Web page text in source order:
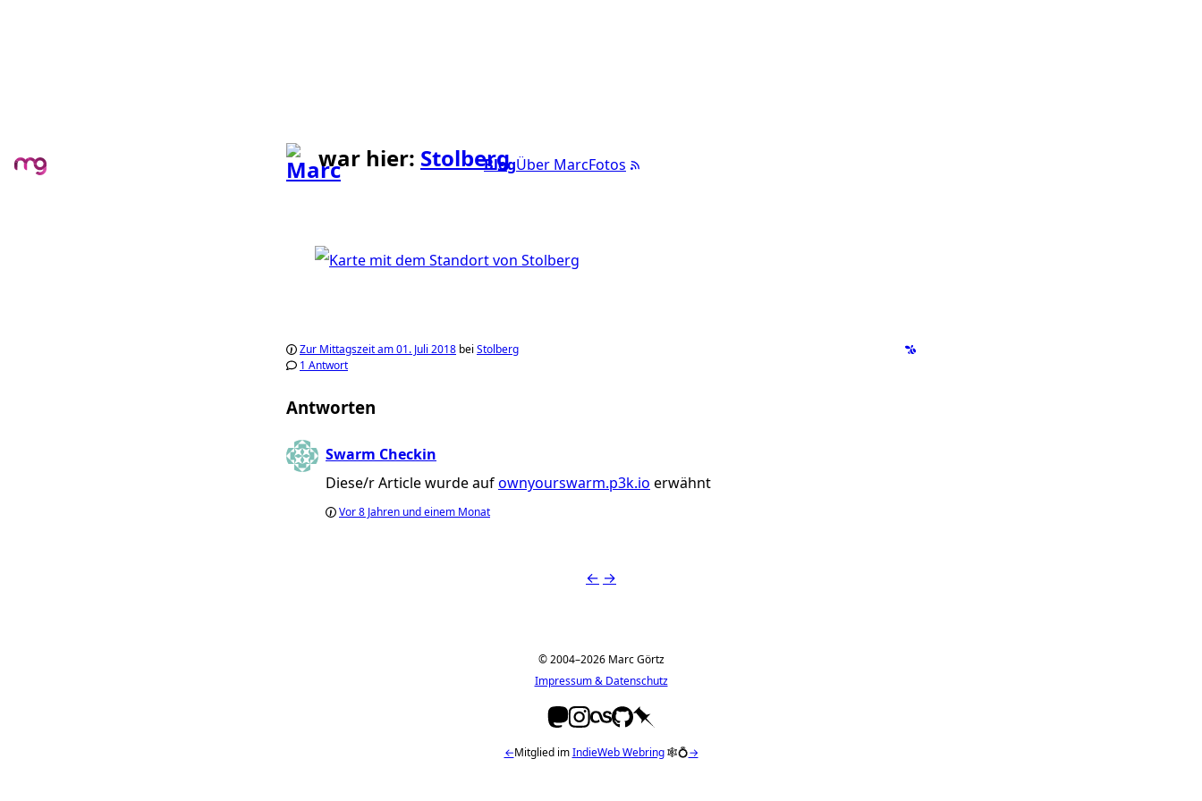
BlogÜber MarcFotos
war hier: Stolberg
Zur Mittagszeit am 01. Juli 2018 bei Stolberg
1 Antwort
Antworten
Swarm Checkin
Diese/r Article wurde aufownyourswarm.p3k.io erwähnt
Vor8 Jahren und einem Monat
← →
© 2004–2026 Marc Görtz
Impressum & Datenschutz
←Mitglied imIndieWeb Webring🕸💍→